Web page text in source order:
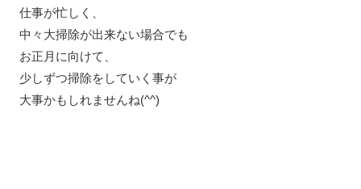
仕事が忙しく、
中々大掃除が出来ない場合でも
お正月に向けて、
少しずつ掃除をしていく事が
大事かもしれませんね(^^)